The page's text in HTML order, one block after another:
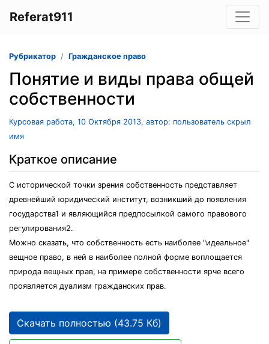
Referat911
Рубрикатор Гражданское право
Понятие и виды права общей
собственности
Курсовая работа, 10 Октября 2013, автор: пользователь скрыл
имя
Краткое описание
С исторической точки зрения собственность представляет
древнейший юридический институт, возникший до появления
государства1 и являющийся предпосылкой самого правового
регулирования2.
Можно сказать, что собственность есть наиболее "идеальное"
вещное право, в ней в наиболее полной форме воплощается
природа вещных прав, на примере собственности ярче всего
проявляется дуализм гражданских прав.
Скачать полностью (43.75 Кб)